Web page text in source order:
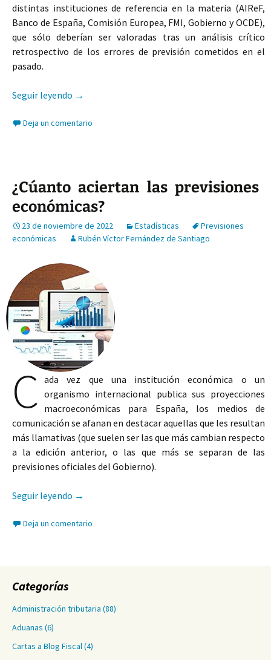
distintas instituciones de referencia en la materia (AIReF,
Banco de España, Comisión Europea, FMI, Gobierno y OCDE),
que sólo deberían ser valoradas tras un análisis crítico
retrospectivo de los errores de previsión cometidos en el
pasado.
Seguir leyendo Errores de previsión en crecimiento y déficit:
→
Deja un comentario
¿Cúanto aciertan las previsiones
económicas?
23 de noviembre de 2022 Estadísticas
Previsiones
económicas
Rubén Víctor Fernández de Santiago
C ada vez que una institución económica o un
organismo internacional publica sus proyecciones
macroeconómicas para España, los medios de
comunicación se afanan en destacar aquellas que les resultan
más llamativas (que suelen ser las que más cambian respecto
a la edición anterior, o las que más se separan de las
previsiones oficiales del Gobierno).
Seguir leyendo ¿Cúanto aciertan las previsiones económicas?
→
Deja un comentario
Categorías
Administración tributaria (88)
Aduanas (6)
Cartas a Blog Fiscal(4)